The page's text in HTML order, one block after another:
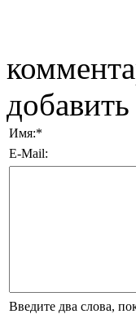
Имя:*
E-Mail:
Введите два слова,